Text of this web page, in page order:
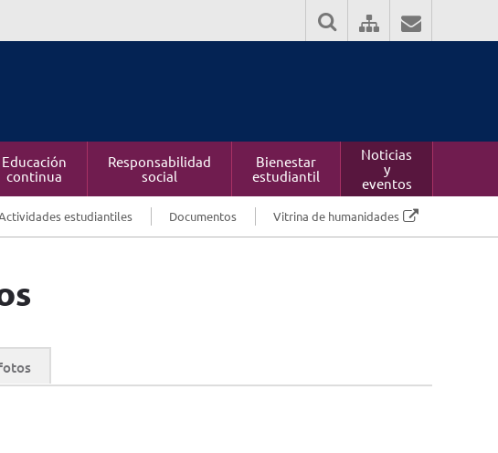
Educación
continua
Responsabilidad
social
Bienestar
estudiantil
Noticias
y
eventos
estudiantiles Documentos Vitrina de humanidades